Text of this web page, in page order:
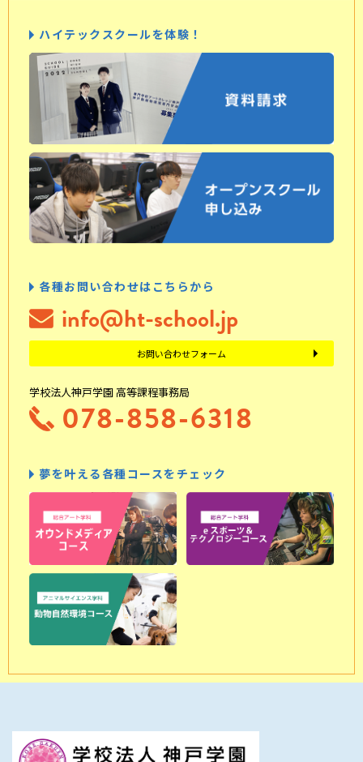
ハイテックスクールを体験！
各種お問い合わせはこちらから
info@ht-school.jp
お問い合わせフォーム
学校法人神戸学園 高等課程事務局
078-858-6318
夢を叶える各種コースをチェック